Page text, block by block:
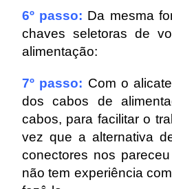
6º passo: Da mesma
chaves seletoras de
alimentação:
7º passo: Com o
dos cabos de
cabos, para facilitar o
vez que a alternativa
conectores nos
não tem experiência